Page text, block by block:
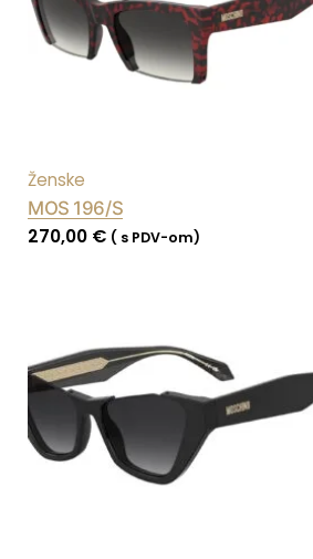
Ženske
MOS 196/S
270,00 € ( s PDV-om)